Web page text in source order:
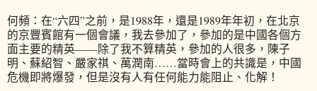
何頻：在“六四”之前，是1988年，還是1989年年初，在北京
的京豐賓館有一個會議，我去參加了，參加的是中國各個方
面主要的精英——除了我不算精英，參加的人很多，陳子
明、蘇紹智、嚴家祺、萬潤南……當時會上的共識是，中國
危機即將爆發，但是沒有人有任何能力能阻止、化解！